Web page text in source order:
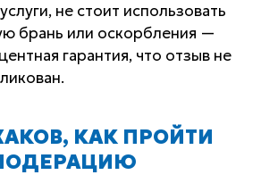
не стоит использовать
брань или оскорбления —
гарантия, что отзыв не
КАК ПРОЙТИ